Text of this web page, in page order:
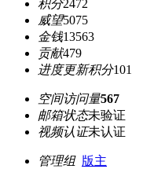
积分2472
威望5075
金钱13563
贡献479
进度更新积分101
空间访问量567
邮箱状态未验证
视频认证未认证
管理组 版主